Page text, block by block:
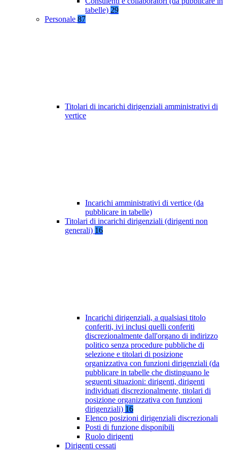
tabelle) 29
Personale 87
Titolari di incarichi dirigenziali amministrativi di
vertice
Incarichi amministrativi di vertice (da
pubblicare in tabelle)
Titolari di incarichi dirigenziali (dirigenti non
generali) 16
Incarichi dirigenziali, a qualsiasi titolo
conferiti, ivi inclusi quelli conferiti
discrezionalmente dall'organo di indirizzo
politico senza procedure pubbliche di
selezione e titolari di posizione
organizzativa con funzioni dirigenziali (da
pubblicare in tabelle che distinguano le
seguenti situazioni: dirigenti, dirigenti
individuati discrezionalmente, titolari di
posizione organizzativa con funzioni
dirigenziali) 16
Elenco posizioni dirigenziali discrezionali
Posti di funzione disponibili
Ruolo dirigenti
Dirigenti cessati